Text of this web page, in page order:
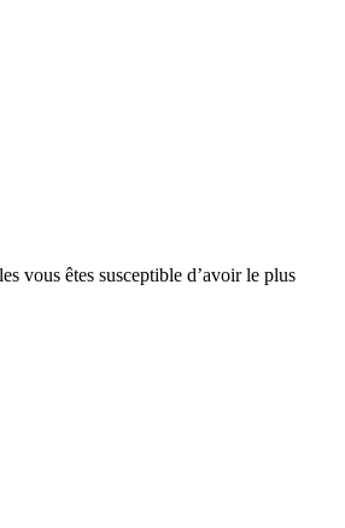
vous êtes susceptible d’avoir le plus